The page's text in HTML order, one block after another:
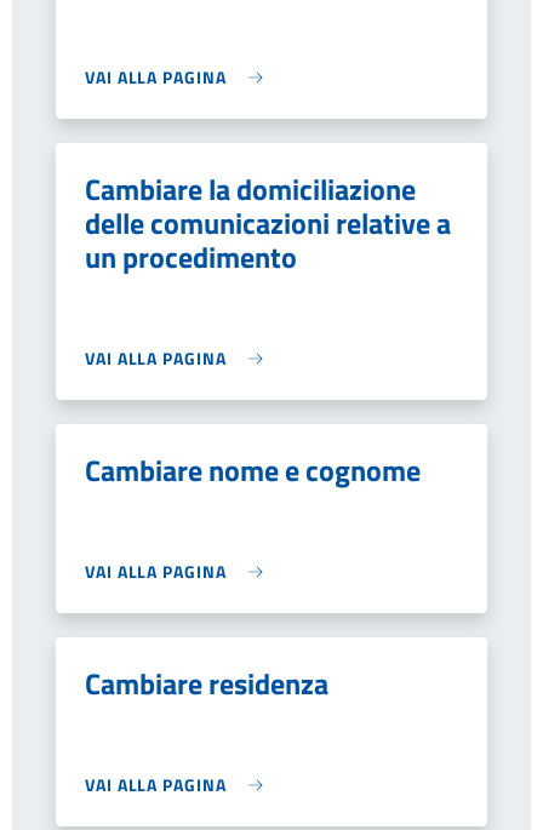
VAI ALLA PAGINA
Cambiare la domiciliazione
delle comunicazioni relative a
un procedimento
VAI ALLA PAGINA
Cambiare nome e cognome
VAI ALLA PAGINA
Cambiare residenza
VAI ALLA PAGINA